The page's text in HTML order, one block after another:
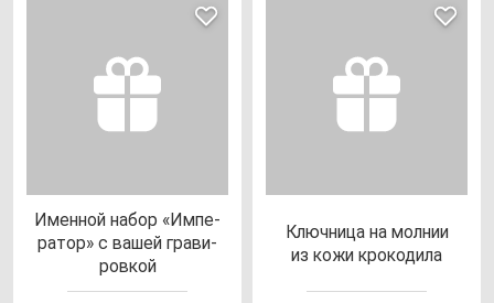
Имен­ной на­бор «Импе­
ра­тор» с ва­шей гра­ви­
ров­кой
Ключ­ни­ца на мол­нии
из ко­жи кро­ко­ди­ла